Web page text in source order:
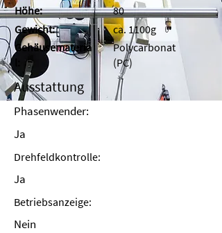
Höhe:
Gewicht:
Gehäusemateria
80
ca. 1100g
Polycarbonat
(PC)
Ausstattung
Phasenwender:
Ja
Drehfeldkontrolle:
Ja
Betriebsanzeige:
Nein